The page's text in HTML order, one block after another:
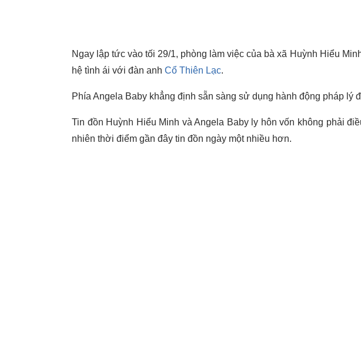
Ngay lập tức vào tối 29/1, phòng làm việc của bà xã Huỳnh Hiểu
hệ tình ái với đàn anh Cổ Thiên Lạc.
Phía Angela Baby khẳng định sẵn sàng sử dụng hành động pháp lý
Tin đồn Huỳnh Hiểu Minh và Angela Baby ly hôn vốn không phải
nhiên thời điểm gần đây tin đồn ngày một nhiều hơn.